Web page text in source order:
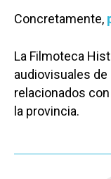
Concretamente,
La Filmoteca
audiovisuales
relacionados
la provincia.